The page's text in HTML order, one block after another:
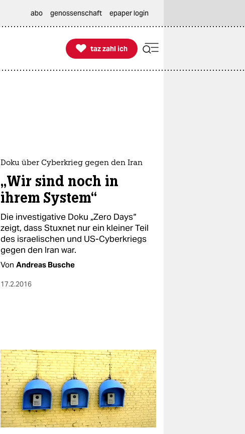
abo genossenschaft epaper login

taz zahl ich
taz zahl ich
Doku über Cyberkrieg gegen den Iran
„Wir sind noch in
ihrem System“
Die investigative Doku „Zero Days“
zeigt, dass Stuxnet nur ein kleiner Teil
des israelischen und US-Cyberkriegs
gegen den Iran war.
Von Andreas Busche
17.2.2016